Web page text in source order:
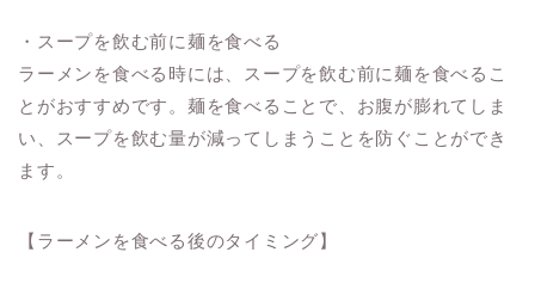
・スープを飲む前に麺を食べる
ラーメンを食べる時には、スープを飲む前に麺を食べるこ
とがおすすめです。麺を食べることで、お腹が膨れてしま
い、スープを飲む量が減ってしまうことを防ぐことができ
ます。
【ラーメンを食べる後のタイミング】